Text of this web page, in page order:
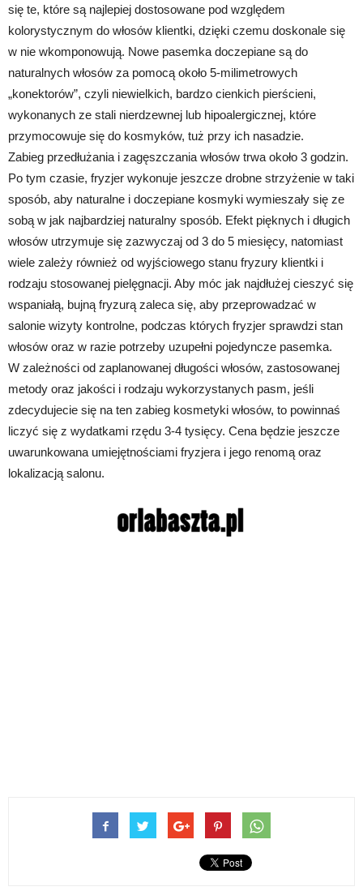
się te, które są najlepiej dostosowane pod względem
kolorystycznym do włosów klientki, dzięki czemu doskonale się
w nie wkomponowują. Nowe pasemka doczepiane są do
naturalnych włosów za pomocą około 5-milimetrowych
„konektorów”, czyli niewielkich, bardzo cienkich pierścieni,
wykonanych ze stali nierdzewnej lub hipoalergicznej, które
przymocowuje się do kosmyków, tuż przy ich nasadzie.
Zabieg przedłużania i zagęszczania włosów trwa około 3 godzin.
Po tym czasie, fryzjer wykonuje jeszcze drobne strzyżenie w taki
sposób, aby naturalne i doczepiane kosmyki wymieszały się ze
sobą w jak najbardziej naturalny sposób. Efekt pięknych i długich
włosów utrzymuje się zazwyczaj od 3 do 5 miesięcy, natomiast
wiele zależy również od wyjściowego stanu fryzury klientki i
rodzaju stosowanej pielęgnacji. Aby móc jak najdłużej cieszyć się
wspaniałą, bujną fryzurą zaleca się, aby przeprowadzać w
salonie wizyty kontrolne, podczas których fryzjer sprawdzi stan
włosów oraz w razie potrzeby uzupełni pojedyncze pasemka.
W zależności od zaplanowanej długości włosów, zastosowanej
metody oraz jakości i rodzaju wykorzystanych pasm, jeśli
zdecydujecie się na ten zabieg kosmetyki włosów, to powinnaś
liczyć się z wydatkami rzędu 3-4 tysięcy. Cena będzie jeszcze
uwarunkowana umiejętnościami fryzjera i jego renomą oraz
lokalizacją salonu.